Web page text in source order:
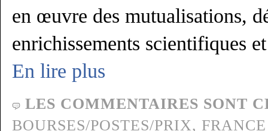
en œuvre des mutualisations,
enrichissements scientifiques
En lire plus
LES COMMENTAIRES SONT
BOURSES/POSTES/PRIX, FRANCE